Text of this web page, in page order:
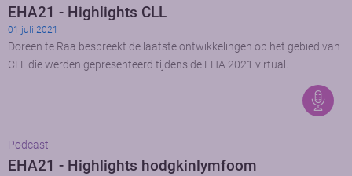
EHA21 - Highlights CLL
01 juli 2021
Doreen te Raa bespreekt de laatste ontwikkelingen op het gebied van
CLL die werden gepresenteerd tijdens de EHA 2021 virtual.
Podcast
EHA21 - Highlights hodgkinlymfoom